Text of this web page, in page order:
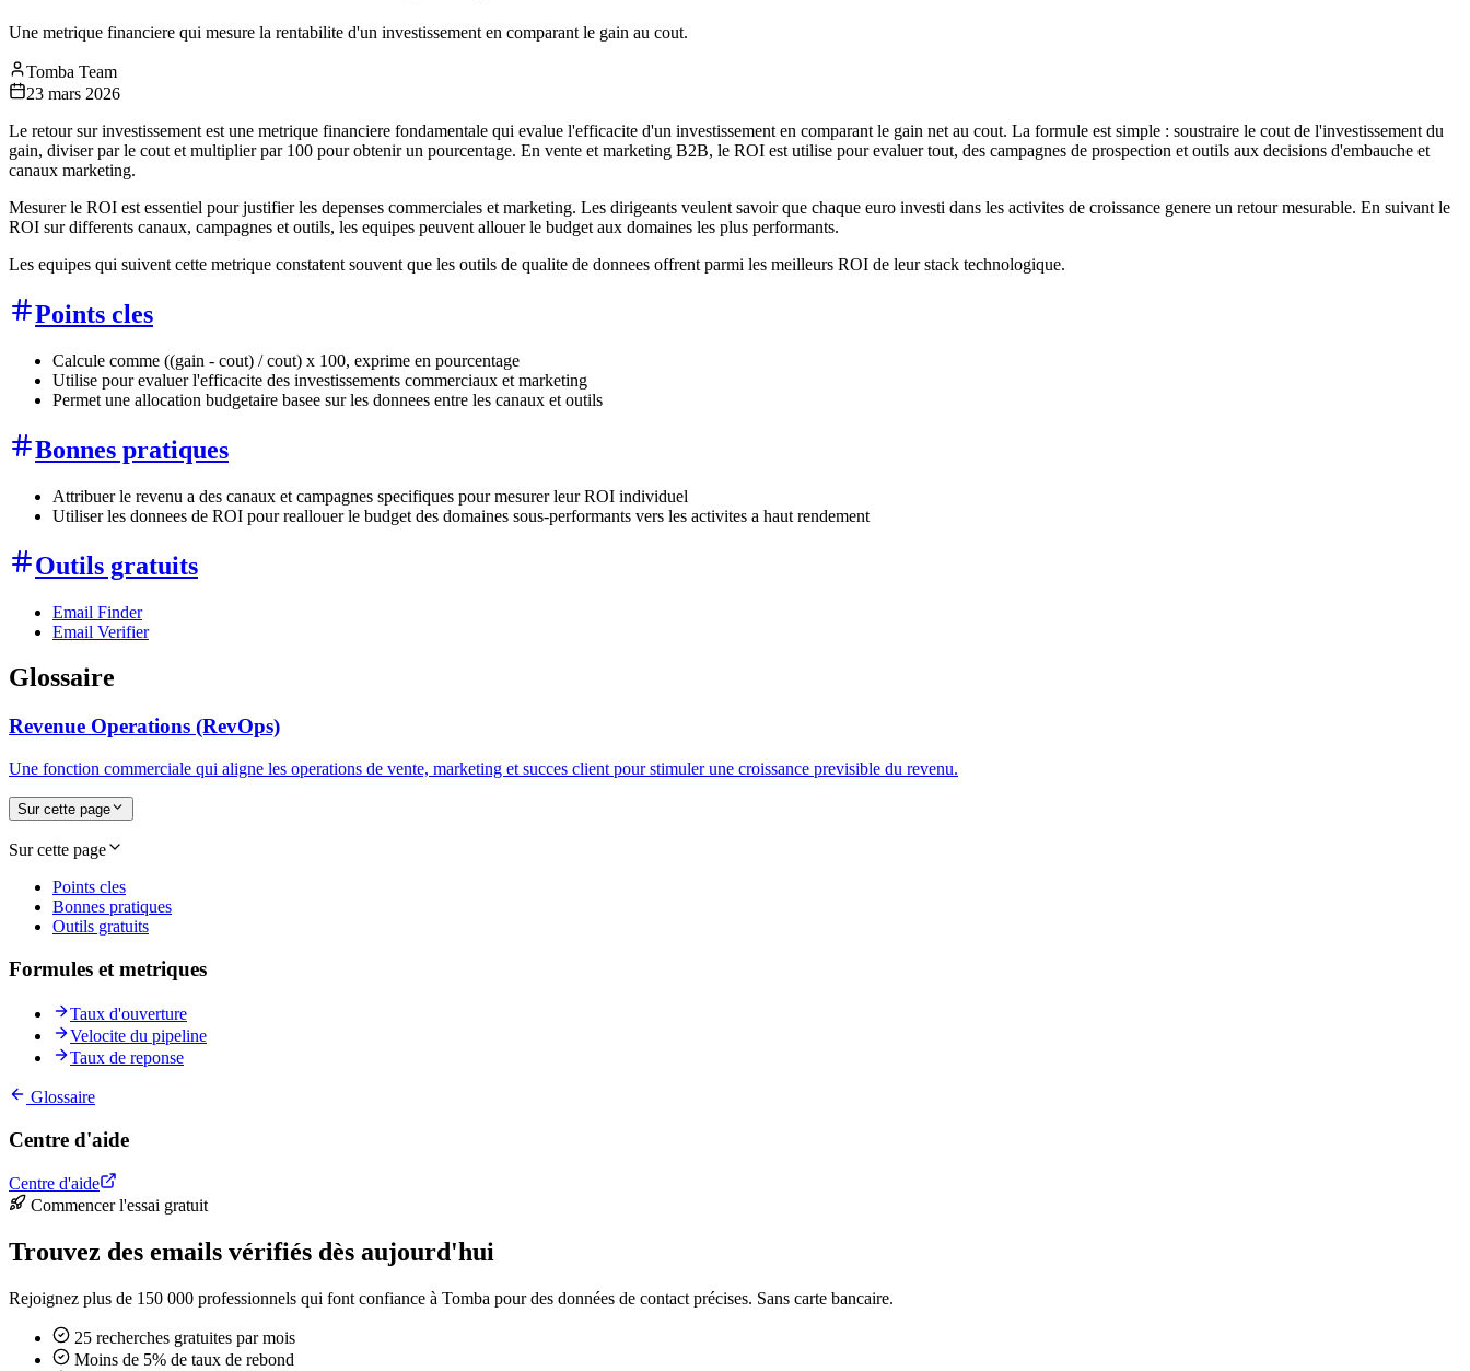
Une metrique financiere qui mesure la rentabilite d'un investissement en comparant le gain au cout.
Tomba Team
23 mars 2026
Le retour sur investissement est une metrique financiere fondamentale qui evalue l'efficacite d'un investissement en comparant le gain net au cout. La formule est simple : soustraire le cout de l'investissement du
gain, diviser par le cout et multiplier par 100 pour obtenir un pourcentage. En vente et marketing B2B, le ROI est utilise pour evaluer tout, des campagnes de prospection et outils aux decisions d'embauche et
canaux marketing.
Mesurer le ROI est essentiel pour justifier les depenses commerciales et marketing. Les dirigeants veulent savoir que chaque euro investi dans les activites de croissance genere un retour mesurable. En suivant le
ROI sur differents canaux, campagnes et outils, les equipes peuvent allouer le budget aux domaines les plus performants.
Les equipes qui suivent cette metrique constatent souvent que les outils de qualite de donnees offrent parmi les meilleurs ROI de leur stack technologique.
Points cles
Calcule comme ((gain - cout) / cout) x 100, exprime en pourcentage
Utilise pour evaluer l'efficacite des investissements commerciaux et marketing
Permet une allocation budgetaire basee sur les donnees entre les canaux et outils
Bonnes pratiques
Attribuer le revenu a des canaux et campagnes specifiques pour mesurer leur ROI individuel
Utiliser les donnees de ROI pour reallouer le budget des domaines sous-performants vers les activites a haut rendement
Outils gratuits
Email Finder
Email Verifier
Glossaire
Revenue Operations (RevOps)
Une fonction commerciale qui aligne les operations de vente, marketing et succes client pour stimuler une croissance previsible du revenu.
Sur cette page
Sur cette page
Points cles
Bonnes pratiques
Outils gratuits
Formules et metriques
Taux d'ouverture
Velocite du pipeline
Taux de reponse
Glossaire
Centre d'aide
Centre d'aide
Commencer l'essai gratuit
Trouvez des emails vérifiés dès aujourd'hui
Rejoignez plus de 150 000 professionnels qui font confiance à Tomba pour des données de contact précises. Sans carte bancaire.
25 recherches gratuites par mois
Moins de 5% de taux de rebond